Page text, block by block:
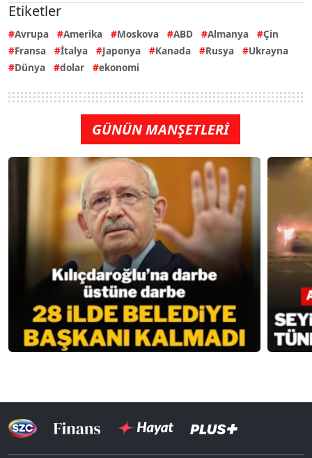
Etiketler
Avrupa Amerika Moskova ABD Almanya
Çin
Fransa
İtalya Japonya Kanada Rusya
Ukrayna
Dünya
dolar ekonomi
GÜNÜN MANŞETLERİ